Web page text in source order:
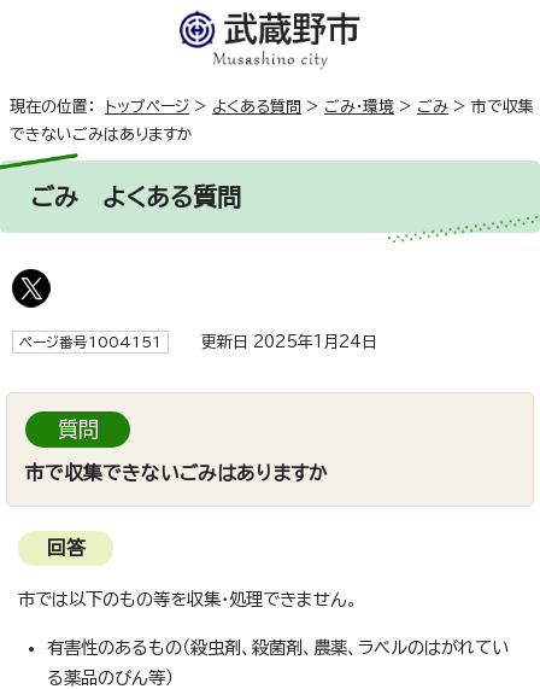
現在の位置： トップページ > よくある質問 > ごみ・環境 > ごみ > 市で収集
できないごみはありますか
ごみ よくある質問
ページ番号1004151 更新日 2025年1月24日
質問
市で収集できないごみはありますか
回答
市では以下のもの等を収集・処理できません。
有害性のあるもの（殺虫剤、殺菌剤、農薬、ラベルのはがれてい
る薬品のびん等）